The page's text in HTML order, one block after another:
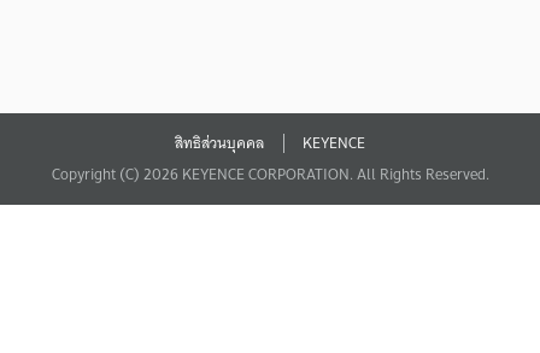
สิทธิส่วนบุคคล
KEYENCE
Copyright (C) 2026 KEYENCE CORPORATION. All Rights Reserved.